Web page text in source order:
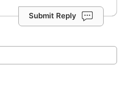
Submit Reply